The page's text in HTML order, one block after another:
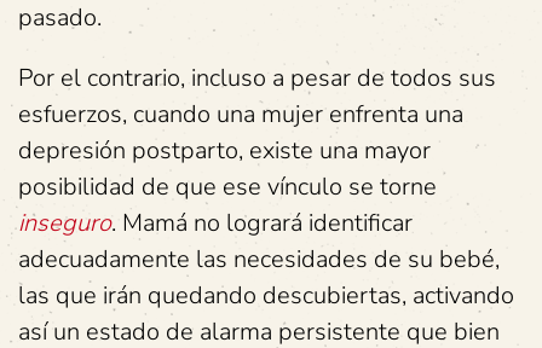
pasado.
Por el contrario, incluso a pesar de todos sus
esfuerzos, cuando una mujer enfrenta una
depresión postparto, existe una mayor
posibilidad de que ese vínculo se torne
inseguro. Mamá no logrará identificar
adecuadamente las necesidades de su bebé,
las que irán quedando descubiertas, activando
así un estado de alarma persistente que bien